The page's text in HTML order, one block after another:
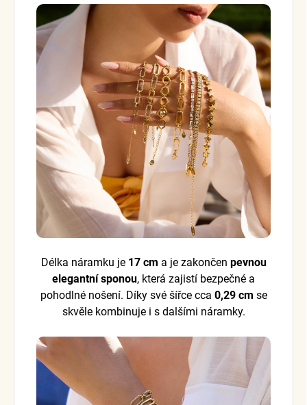
Délka náramku je 17 cm a je zakončen pevnou
elegantní sponou, která zajistí bezpečné a
pohodlné nošení. Díky své šířce cca 0,29 cm se
skvěle kombinuje i s dalšími náramky.